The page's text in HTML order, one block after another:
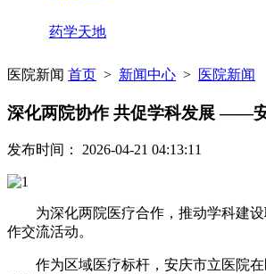
药学天地
医院新闻 首页 > 新闻中心 > 医院新闻
深化两院协作 共促学科发展 ——
发布时间： 2026-04-21 04:13:11
为深化两院医疗合作，推动学科建
作交流活动。
作为区域医疗标杆，安庆市立医院